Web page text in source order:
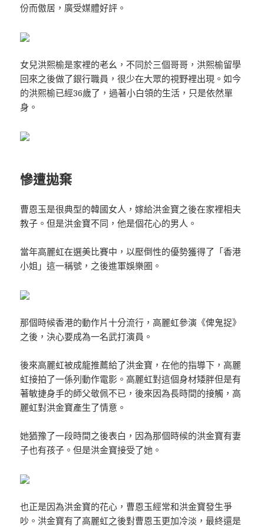
份而傲居，廣受媒體好評。
女兒洪熙榆是家裡的老幺，不同於三個哥哥，洪熙榆留學
回來之後做了銀行職員，很少在大眾的視野裡出現。如今
的洪熙榆已經36歲了，過著小白領的生活，只是依然單
身。
慘遭拋棄
曹恩玉是很典型的韓國女人，嫁給洪金寶之後在家裡相夫
教子。但是洪金寶不同，他是個花心的男人。
當年高麗虹在選美比賽中，以壓倒性的優勢獲得了「香港
小姐」這一稱號，之後進軍娛樂圈。
那個時候香港的動作片十分流行，高麗虹參演《俾鬼捉》
之後，決心要成為一名武打演員。
後來高麗虹被成龍推薦給了洪金寶，在他的指導下，高麗
虹接拍了一係列動作電影。高麗虹對這個身材矮胖但是有
著敏捷身手的師父敬佩不已，後來因為長時間的接觸，高
麗虹對洪金寶產生了情意。
她猶豫了一段時間之後表白，因為那個時候的洪金寶有妻
子也有孩子。但是洪金寶接受了她。
也正是因為洪金寶的花心，曹恩玉經常和洪金寶發生爭
吵。洪金寶有了高麗虹之後對曹恩玉更加冷淡，最終還是